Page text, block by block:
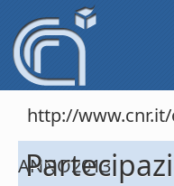
http://
ANNO2013